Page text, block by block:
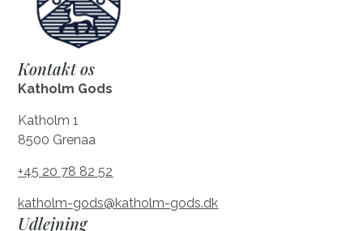
Kontakt os
Katholm Gods
Katholm 1
8500 Grenaa
+45 20 78 82 52
katholm-gods@katholm-gods.dk
Udlejning